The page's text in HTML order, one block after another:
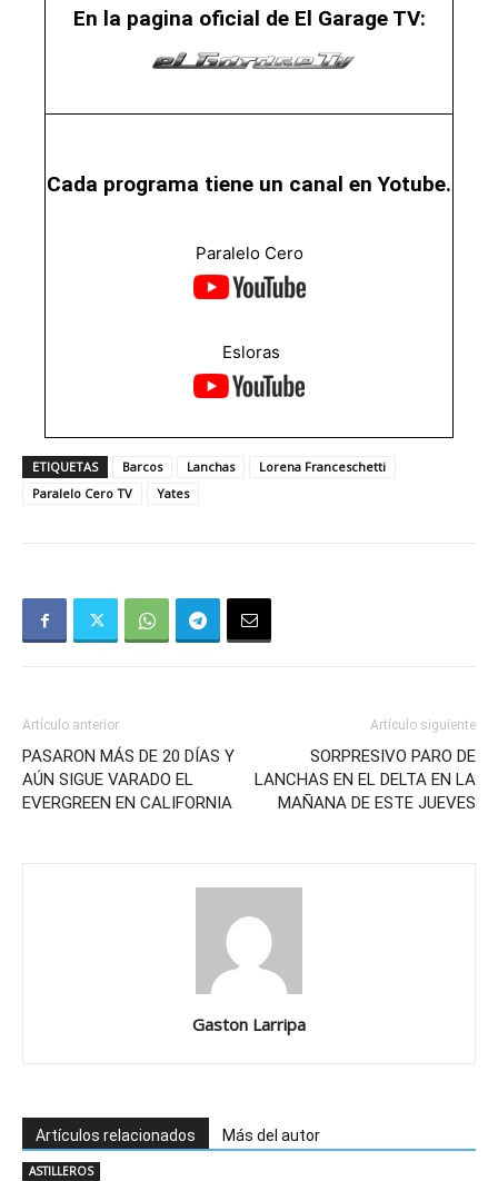
En la pagina oficial de El Garage TV:
Cada programa tiene un canal en Yotube.
Paralelo Cero
Esloras
ETIQUETAS Barcos Lanchas
Lorena Franceschetti
Paralelo Cero TV
Yates
Artículo anterior
PASARON MÁS DE 20 DÍAS Y
AÚN SIGUE VARADO EL
EVERGREEN EN CALIFORNIA
Artículo siguiente
SORPRESIVO PARO DE
LANCHAS EN EL DELTA EN LA
MAÑANA DE ESTE JUEVES
Gaston Larripa
Artículos relacionados Más del autor
ASTILLEROS